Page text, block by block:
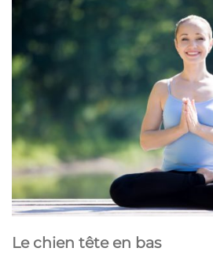
Le chien tête en bas